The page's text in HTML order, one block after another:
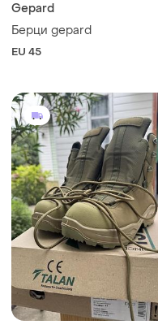
Gepard
Берци gepard
EU 45